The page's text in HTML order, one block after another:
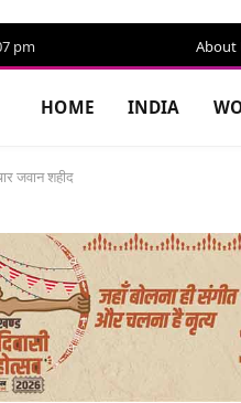
pm About
HOME INDIA
जवान शहीद